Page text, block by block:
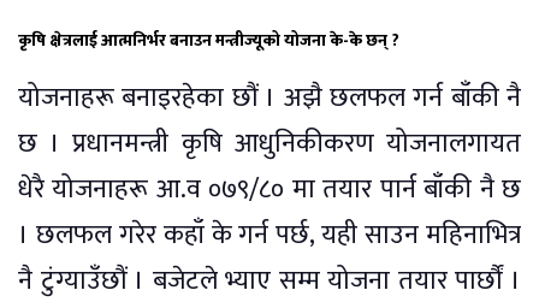
कृषि क्षेत्रलाई आत्मनिर्भर बनाउन मन्त्रीज्यूको योजना के-के छन् ?
योजनाहरू बनाइरहेका छौं । अझै छलफल गर्न बाँकी नै
छ । प्रधानमन्त्री कृषि आधुनिकीकरण योजनालगायत
धेरै योजनाहरू आ.व ०७९/८० मा तयार पार्न बाँकी नै छ
। छलफल गरेर कहाँ के गर्न पर्छ, यही साउन महिनाभित्र
नै टुंग्याउँछौं । बजेटले भ्याए सम्म योजना तयार पार्छौं ।